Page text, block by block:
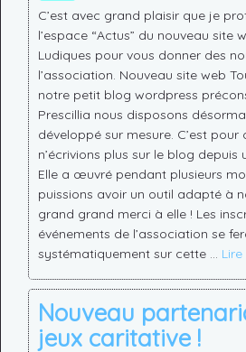
C’est avec grand plaisir que je
l’espace “Actus” du nouveau site
Ludiques pour vous donner des
l’association. Nouveau site web
notre petit blog wordpress
Prescillia nous disposons
développé sur mesure. C’est pour
n’écrivions plus sur le blog depuis
Elle a œuvré pendant plusieurs
puissions avoir un outil adapté à
grand grand merci à elle ! Les
événements de l’association se
systématiquement sur cette …
Nouveau
jeux caritative !